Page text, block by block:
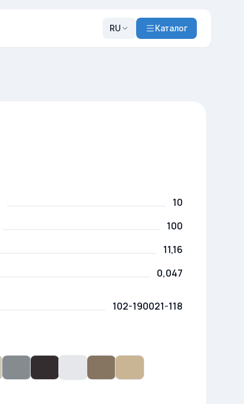
RU Каталог
10
100
11,16
0,047
102-190021-118